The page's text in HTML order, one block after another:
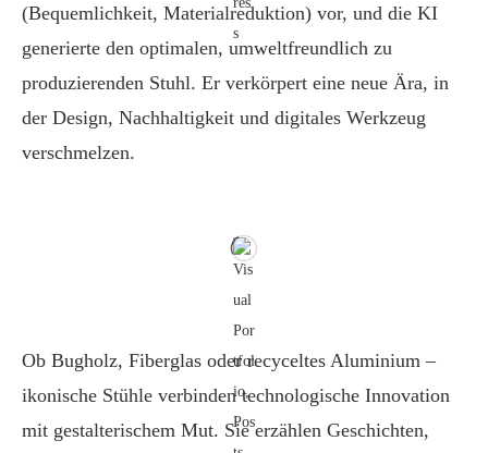
(Bequemlichkeit, Materialreduktion) vor, und die KI
generierte den optimalen, umweltfreundlich zu
produzierenden Stuhl. Er verkörpert eine neue Ära, in
der Design, Nachhaltigkeit und digitales Werkzeug
verschmelzen.
Ob Bugholz, Fiberglas oder recyceltes Aluminium –
ikonische Stühle verbinden technologische Innovation
mit gestalterischem Mut. Sie erzählen Geschichten,